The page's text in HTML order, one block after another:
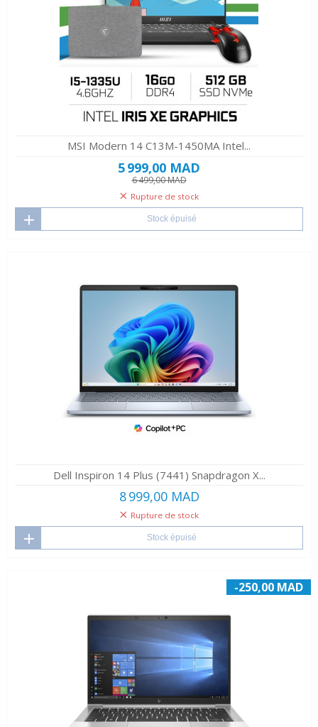
MSI Modern 14 C13M-1450MA Intel...
5 999,00 MAD
6 499,00 MAD
Rupture de stock
Stock épuisé
Dell Inspiron 14 Plus (7441) Snapdragon X...
8 999,00 MAD
Rupture de stock
Stock épuisé
-250,00 MAD